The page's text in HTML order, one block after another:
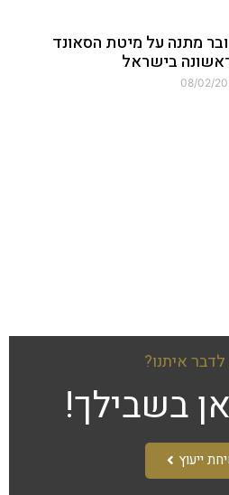
מתנה על מיטת הסאונד
בישראל
08/02/
איתנו?
בשבילך!​
ייעוץ